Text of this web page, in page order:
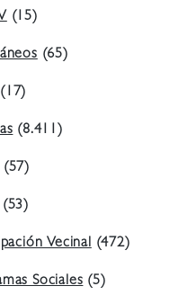
(15)
(65)
(8.411)
(57)
(53)
Vecinal(472)
Sociales(5)